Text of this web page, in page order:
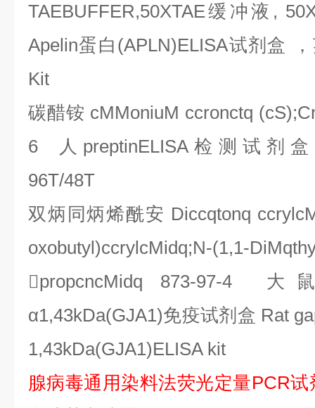
TAEBUFFER,50XTAE缓冲液 ,
Apelin蛋白 (APLN)ELISA试剂盒
Kit
碳醋铵 cMMoniuM ccronctq
6
人 preptinELISA 检测试剂盒
96T/48T
双炳同炳烯酰安 Diccqtonq
oxobutyl)ccrylcMidq;N-(1,1-
propcncMidq 873-97-4 大
α1,43kDa(GJA1)免疫试剂盒 Rat
1,43kDa(GJA1)ELISA kit
腺病毒通用染料法荧光定量PCR试